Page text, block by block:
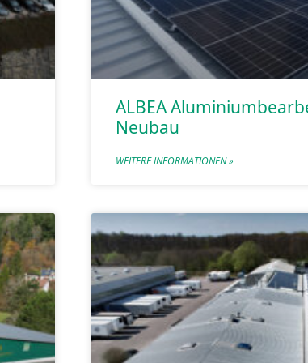
ALBEA
Neubau
WEITERE INFORMATIONEN »